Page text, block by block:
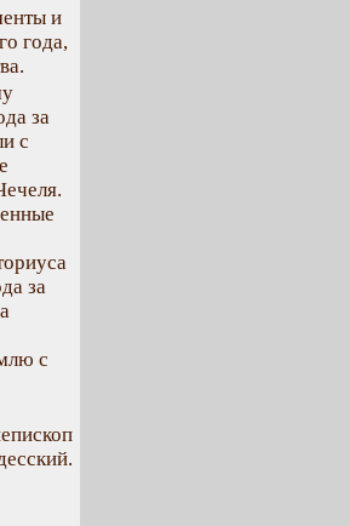
и
года,
за
с
за
с